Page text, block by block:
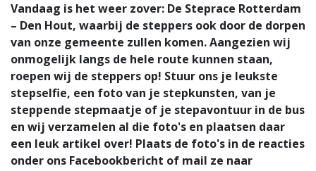
Vandaag is het weer zover: De Steprace Rotterdam
– Den Hout, waarbij de steppers ook door de dorpen
van onze gemeente zullen komen. Aangezien wij
onmogelijk langs de hele route kunnen staan,
roepen wij de steppers op! Stuur ons je leukste
stepselfie, een foto van je stepkunsten, van je
steppende stepmaatje of je stepavontuur in de bus
en wij verzamelen al die foto's en plaatsen daar
een leuk artikel over! Plaats de foto's in de reacties
onder ons Facebookbericht of mail ze naar